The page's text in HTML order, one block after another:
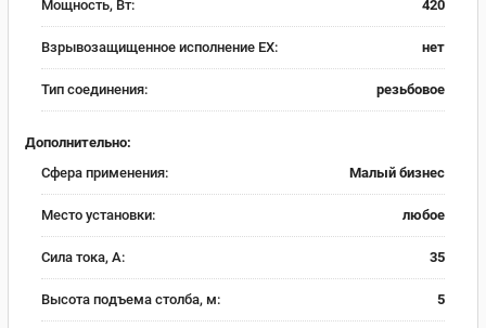
Мощность, Вт: 420
Взрывозащищенное исполнение EX: нет
Тип соединения: резьбовое
Дополнительно:
Сфера применения:
Малый бизнес
Место установки: любое
Сила тока, А: 35
Высота подъема столба, м: 5